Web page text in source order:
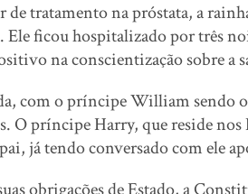
de tratamento na próstata, a
Ele ficou hospitalizado por três
na conscientização sobre a
com o príncipe William sendo
O príncipe Harry, que reside
já tendo conversado com ele